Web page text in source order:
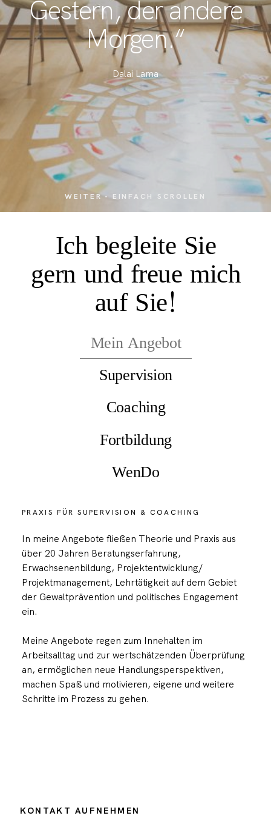
Gestern, der andere
Morgen.“
Dalai Lama
WEITER - EINFACH SCROLLEN
Ich begleite Sie
gern und freue mich
auf Sie!
PRAXIS FÜR SUPERVISION & COACHING
In meine Angebote fließen Theorie und Praxis aus
über 20 Jahren Beratungserfahrung,
Erwachsenenbildung, Projektentwicklung/
Projektmanagement, Lehrtätigkeit auf dem Gebiet
der Gewaltprävention und politisches Engagement
ein.
Meine Angebote regen zum Innehalten im
Arbeitsalltag und zur wertschätzenden Überprüfung
an, ermöglichen neue Handlungsperspektiven,
machen Spaß und motivieren, eigene und weitere
Schritte im Prozess zu gehen.
Mein Angebot
Supervision
Coaching
Fortbildung
WenDo
KONTAKT AUFNEHMEN